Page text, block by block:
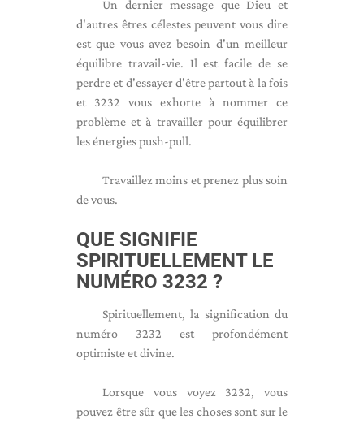
Un dernier message que Dieu et
d'autres êtres célestes peuvent vous dire
est que vous avez besoin d'un meilleur
équilibre travail-vie. Il est facile de se
perdre et d'essayer d'être partout à la fois
et 3232 vous exhorte à nommer ce
problème et à travailler pour équilibrer
les énergies push-pull.
Travaillez moins et prenez plus soin
de vous.
QUE SIGNIFIE
SPIRITUELLEMENT LE
NUMÉRO 3232 ?
Spirituellement, la signification du
numéro 3232 est profondément
optimiste et divine.
Lorsque vous voyez 3232, vous
pouvez être sûr que les choses sont sur le